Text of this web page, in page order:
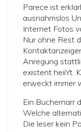
Parece ist
ausnahmslos
Internet Fotos
Nur ohne Rest
Anregung
existent heiiYt.
erweckt immer
Ein Buchernarr
Welche
Die leser kein